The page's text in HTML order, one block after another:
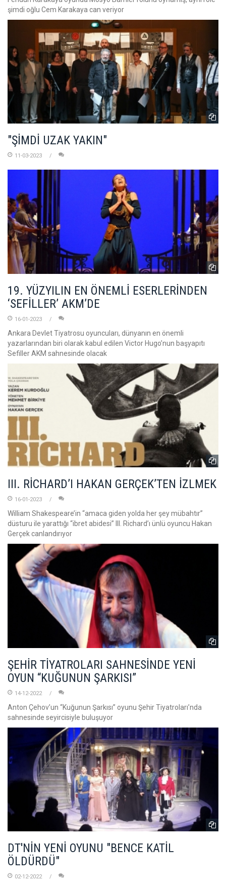
şimdi oğlu Cem Karakaya can veriyor
"ŞİMDİ UZAK YAKIN"
11-03-2023
19. YÜZYILIN EN ÖNEMLİ ESERLERİNDEN
‘SEFİLLER’ AKM’DE
16-01-2023
Ankara Devlet Tiyatrosu oyuncuları, dünyanın en önemli
yazarlarından biri olarak kabul edilen Victor Hugo’nun başyapıtı
Sefiller AKM sahnesinde olacak
III. RİCHARD’I HAKAN GERÇEK’TEN İZLMEK
16-01-2023
William Shakespeare’in “amaca giden yolda her şey mübahtır”
düsturu ile yarattığı “ibret abidesi” III. Richard’ı ünlü oyuncu Hakan
Gerçek canlandırıyor
ŞEHİR TİYATROLARI SAHNESİNDE YENİ
OYUN “KUĞUNUN ŞARKISI”
14-12-2022
Anton Çehov’un “Kuğunun Şarkısı” oyunu Şehir Tiyatroları’nda
sahnesinde seyircisiyle buluşuyor
DT'NİN YENİ OYUNU "BENCE KATİL
ÖLDÜRDÜ"
02-12-2022